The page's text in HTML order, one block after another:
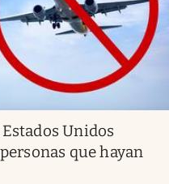
Unidos
que hayan